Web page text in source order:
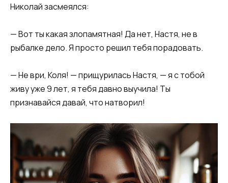
Николай засмеялся:
— Вот ты какая злопамятная! Да нет, Настя, не в
рыбалке дело. Я просто решил тебя порадовать.
— Не ври, Коля! — прищурилась Настя, — я с тобой
живу уже 9 лет, я тебя давно выучила! Ты
признавайся давай, что натворил!